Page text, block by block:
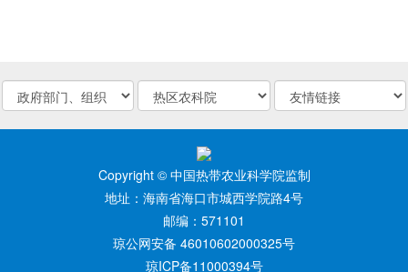
Copyright © 中国热带农业科学院监制
地址：海南省海口市城西学院路4号
邮编：571101
琼公网安备 46010602000325号
琼ICP备11000394号